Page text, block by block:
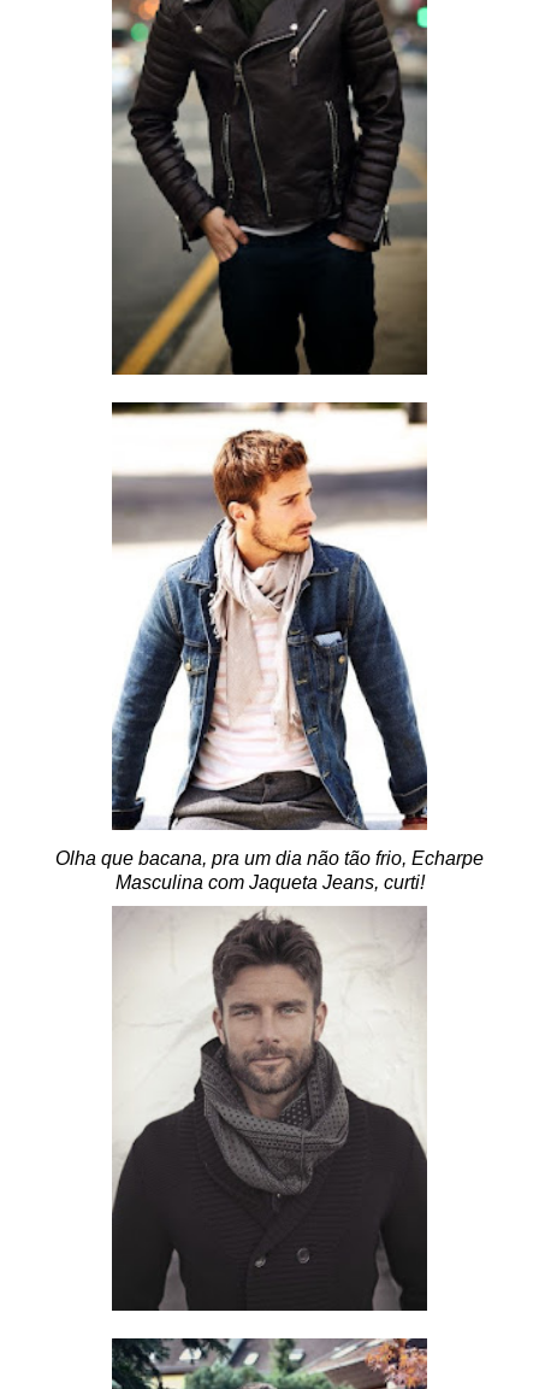
Olha que bacana, pra um dia não tão frio, Echarpe
Masculina com Jaqueta Jeans, curti!